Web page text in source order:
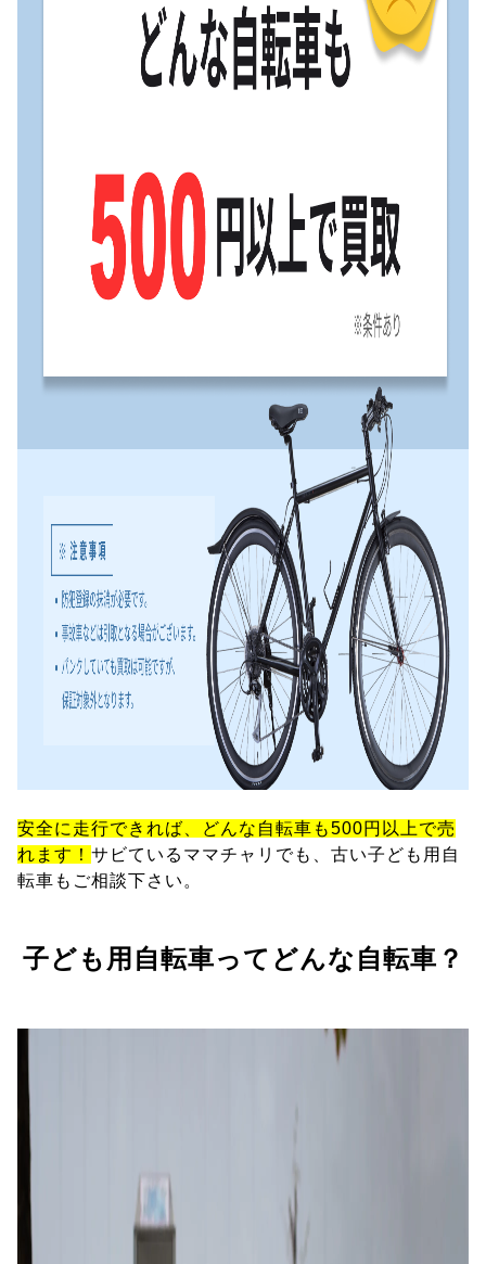
安全に走行できれば、どんな自転車も500円以上で売
れます！ サビているママチャリでも、古い子ども用自
転車もご相談下さい。
子ども用自転車ってどんな自転車？